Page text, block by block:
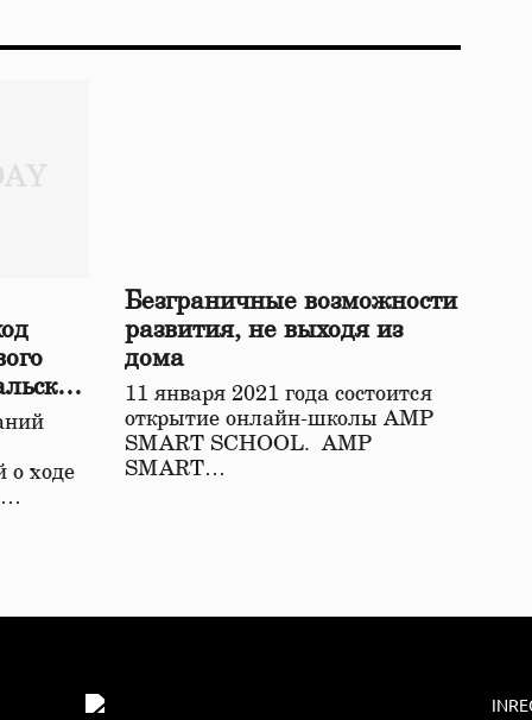
о ходе
Безграничные возможности
развития, не выходя из
дома
11 января 2021 года состоится
открытие онлайн-школы АМР
SMART SCHOOL. АМР
SMART…